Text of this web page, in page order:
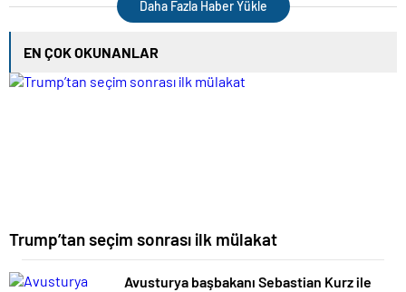
dakika haberleri
Daha Fazla Haber Yükle
EN ÇOK OKUNANLAR
Trump’tan seçim sonrası ilk mülakat
Avusturya başbakanı Sebastian Kurz ile